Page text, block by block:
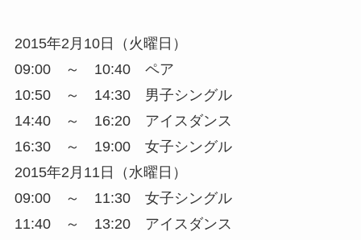
2015年2月10日（火曜日）
09:00 ～ 10:40 ペア
10:50 ～ 14:30 男子シングル
14:40 ～ 16:20 アイスダンス
16:30 ～ 19:00 女子シングル
2015年2月11日（水曜日）
09:00 ～ 11:30 女子シングル
11:40 ～ 13:20 アイスダンス